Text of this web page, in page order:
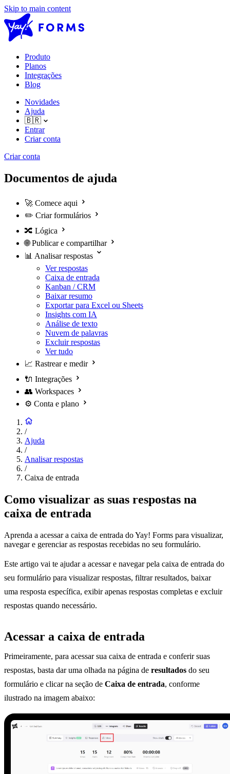
Skip to main content
Produto
Planos
Integrações
Blog
Novidades
Ajuda
🇧🇷
Entrar
Criar conta
Criar conta
Documentos de ajuda
🚀 Comece aqui
✏️ Criar formulários
🔀 Lógica
🌐 Publicar e compartilhar
📊 Analisar respostas
Ver respostas
Caixa de entrada
Kanban / CRM
Baixar resumo
Exportar para Excel ou Sheets
Insights com IA
Análise de texto
Nuvem de palavras
Excluir respostas
Ver tudo
📈 Rastrear e medir
🔌 Integrações
👥 Workspaces
⚙️ Conta e plano
/
Ajuda
/
Analisar respostas
/
Caixa de entrada
Como visualizar as suas respostas na
caixa de entrada
Aprenda a acessar a caixa de entrada do Yay! Forms para visualizar,
navegar e gerenciar as respostas recebidas no seu formulário.
Este artigo vai te ajudar a acessar e navegar pela caixa de entrada do
seu formulário para visualizar respostas, filtrar resultados, baixar
uma resposta específica, exibir apenas respostas completas e excluir
respostas quando necessário.
Acessar a caixa de entrada
Primeiramente, para acessar sua caixa de entrada e conferir suas
respostas, basta dar uma olhada na página de resultados do seu
formulário e clicar na seção de Caixa de entrada, conforme
ilustrado na imagem abaixo: